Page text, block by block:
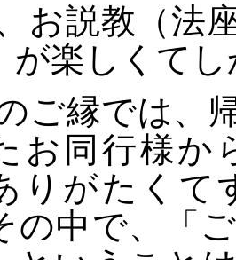
お説教（法
が楽しくて
ご縁では、
お同行様か
りがたくて
の中で、「